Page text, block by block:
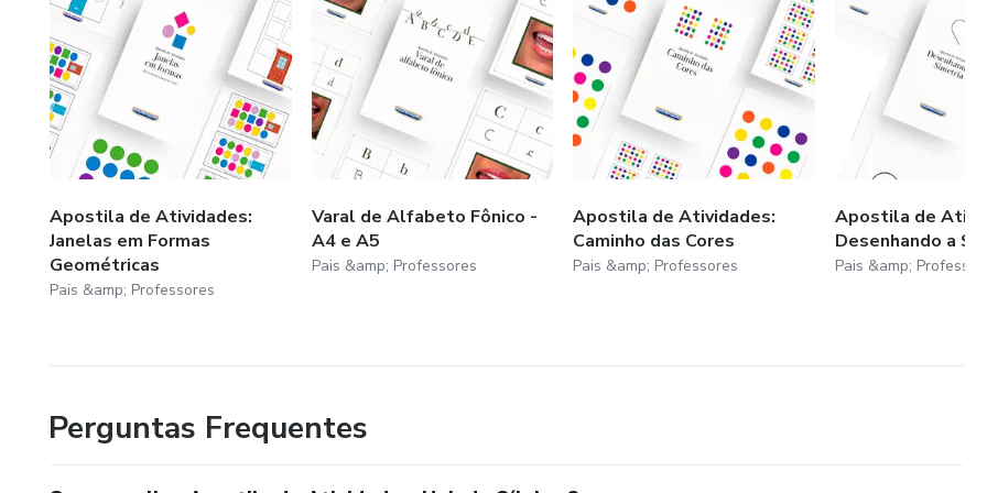
Apostila de Atividades:
Janelas em Formas
Geométricas
Pais &amp; Professores
Varal de Alfabeto Fônico -
A4 e A5
Pais &amp; Professores
Apostila de Atividades:
Caminho das Cores
Pais &amp; Professores
Apostila de
Desenhando a
Pais &amp;
Perguntas Frequentes